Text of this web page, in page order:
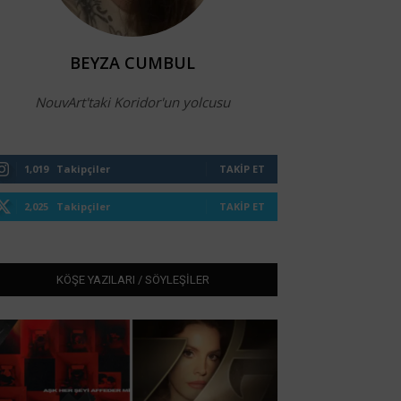
BEYZA CUMBUL
NouvArt'taki Koridor'un yolcusu
1,019 Takipçiler TAKIP ET
2,025 Takipçiler TAKIP ET
KÖŞE YAZILARI / SÖYLEŞİLER